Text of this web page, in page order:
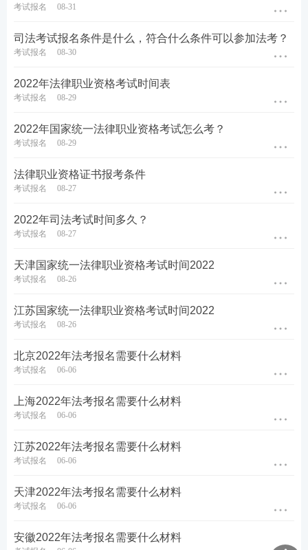
查询】
备考资料：【 免费领《内部讲义》包邮
资料免费下载
考试报名 08-31
司法考试报名条件是什么，符合什么条件可以参加法考？
考试报名 08-30
2022年法律职业资格考试时间表
考试报名 08-29
2022年国家统一法律职业资格考试怎么考？
考试报名 08-29
法律职业资格证书报考条件
考试报名 08-27
2022年司法考试时间多久？
考试报名 08-27
天津国家统一法律职业资格考试时间2022
考试报名 08-26
江苏国家统一法律职业资格考试时间2022
考试报名 08-26
北京2022年法考报名需要什么材料
考试报名 06-06
上海2022年法考报名需要什么材料
考试报名 06-06
江苏2022年法考报名需要什么材料
考试报名 06-06
天津2022年法考报名需要什么材料
考试报名 06-06
安徽2022年法考报名需要什么材料